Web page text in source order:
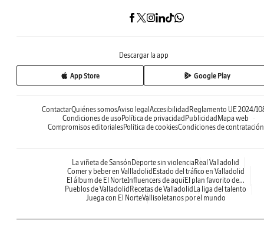
Descargar la app
App Store Google Play
ContactarQuiénes somosAviso legal Accesibilidad Reglamento UE 2024/
Condiciones de uso Política de privacidad Publicidad Mapa web
Compromisos editorialesPolítica de cookiesCondiciones de contratación
La viñeta de Sansón Deporte sin violencia Real Valladolid
Comer y beber en Vallladolid Estado del tráfico en Valladolid
El álbum de El NorteInfluencers de aquíEl plan favorito de...
Pueblos de Valladolid Recetas de Valladolid La liga del talento
Juega con El NorteVallisoletanos por el mundo